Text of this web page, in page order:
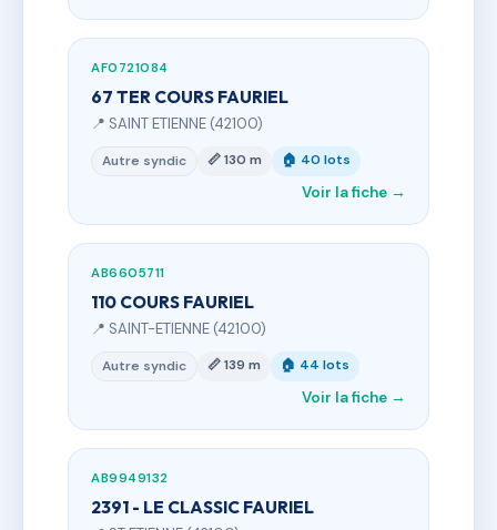
AF0721084
67 TER COURS FAURIEL
📍 SAINT ETIENNE (42100)
Autre syndic 📏 130 m 🏠 40 lots
Voir la fiche →
AB6605711
110 COURS FAURIEL
📍 SAINT-ETIENNE (42100)
Autre syndic 📏 139 m 🏠 44 lots
Voir la fiche →
AB9949132
2391 - LE CLASSIC FAURIEL